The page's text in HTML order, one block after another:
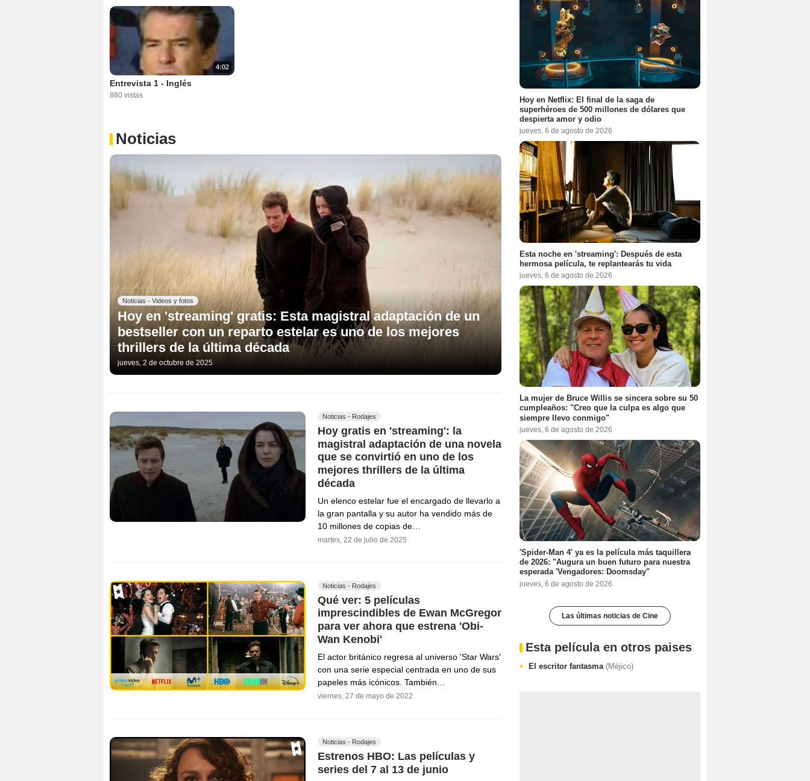
4:02
Entrevista 1 - Inglés
880 vistas
Noticias
Noticias - Videos y fotos
Hoy en 'streaming' gratis: Esta magistral adaptación de un
bestseller con un reparto estelar es uno de los mejores
thrillers de la última década
jueves, 2 de octubre de 2025
Noticias - Rodajes
Hoy gratis en 'streaming': la
magistral adaptación de una novela
que se convirtió en uno de los
mejores thrillers de la última
década
Un elenco estelar fue el encargado de llevarlo a
la gran pantalla y su autor ha vendido más de
10 millones de copias de…
martes, 22 de julio de 2025
Noticias - Rodajes
Qué ver: 5 películas
imprescindibles de Ewan McGregor
para ver ahora que estrena 'Obi-
Wan Kenobi'
El actor británico regresa al universo 'Star Wars'
con una serie especial centrada en uno de sus
papeles más icónicos. También…
viernes, 27 de mayo de 2022
Noticias - Rodajes
Estrenos HBO: Las películas y
series del 7 al 13 de junio
Hoy en Netflix: El final de la saga de
superhéroes de 500 millones de dólares que
despierta amor y odio
jueves, 6 de agosto de 2026
Esta noche en 'streaming': Después de esta
hermosa película, te replantearás tu vida
jueves, 6 de agosto de 2026
La mujer de Bruce Willis se sincera sobre su 50
cumpleaños: "Creo que la culpa es algo que
siempre llevo conmigo"
jueves, 6 de agosto de 2026
'Spider-Man 4' ya es la película más taquillera
de 2026: "Augura un buen futuro para nuestra
esperada 'Vengadores: Doomsday"
jueves, 6 de agosto de 2026
Las últimas noticias de Cine
Esta película en otros paises
El escritor fantasma (Méjico)